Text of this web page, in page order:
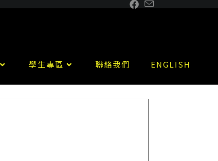
學生專區 聯絡我們 ENGLISH